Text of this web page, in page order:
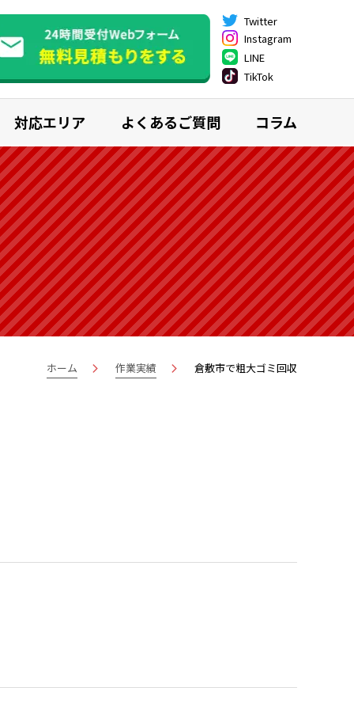
Twitter
Instagram
LINE
TikTok
対応エリア よくあるご質問 コラム
ホーム 作業実績 倉敷市で粗大ゴミ回収